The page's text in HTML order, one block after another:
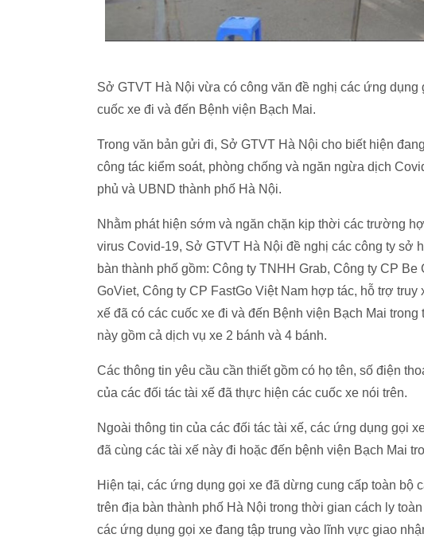
Sở GTVT Hà Nội vừa có công văn đề nghị các ứng
cuốc xe đi và đến Bệnh viện Bạch Mai.
Trong văn bản gửi đi, Sở GTVT Hà Nội cho biết hiện
công tác kiểm soát, phòng chống và ngăn ngừa dịch
phủ và UBND thành phố Hà Nội.
Nhằm phát hiện sớm và ngăn chặn kịp thời các trường
virus Covid-19, Sở GTVT Hà Nội đề nghị các công ty sở
bàn thành phố gồm: Công ty TNHH Grab, Công ty CP
GoViet, Công ty CP FastGo Việt Nam hợp tác, hỗ trợ
xế đã có các cuốc xe đi và đến Bệnh viện Bạch Mai
này gồm cả dịch vụ xe 2 bánh và 4 bánh.
Các thông tin yêu cầu cần thiết gồm có họ tên, số điện
của các đối tác tài xế đã thực hiện các cuốc xe nói trên.
Ngoài thông tin của các đối tác tài xế, các ứng dụng gọi
đã cùng các tài xế này đi hoặc đến bệnh viện Bạch Mai
Hiện tại, các ứng dụng gọi xe đã dừng cung cấp toàn bộ
trên địa bàn thành phố Hà Nội trong thời gian cách ly
các ứng dụng gọi xe đang tập trung vào lĩnh vực giao